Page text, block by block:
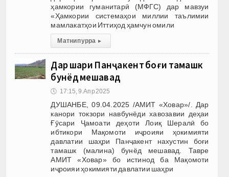
ҳамкории гуманитарӣ (МФГС) дар мавзуи
«Ҳамкории системаҳои миллии таълимии
мамлакатҳои Иттиҳод ҳамчун омили
Матни пурра ▸
Дар шаҳри Панҷакент боғи тамашк
бунёд мешавад
🕔 17:15, 9.Апр 2025
ДУШАНБЕ, 09.04.2025 /АМИТ «Ховар»/. Дар
канори токзори навбунёди хавозавии деҳаи
Ғӯсари Ҷамоати деҳоти Лоиқ Шералӣ бо
ибтикори Мақомоти иҷроияи ҳокимияти
давлатии шаҳри Панҷакент нахустин боғи
тамашк (малина) бунёд мешавад. Тавре
АМИТ «Ховар» бо истинод ба Мақомоти
иҷроияи ҳокимияти давлатии шаҳри